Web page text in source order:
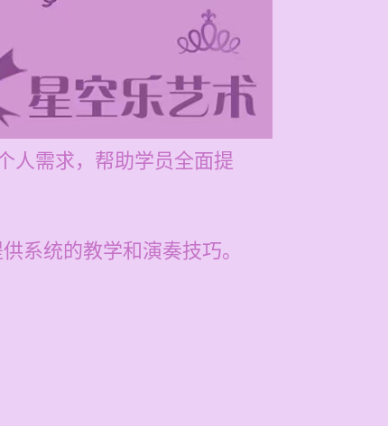
人需求，帮助学员全面提
系统的教学和演奏技巧。